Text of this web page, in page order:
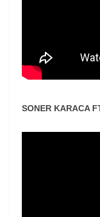
SONER KARACA